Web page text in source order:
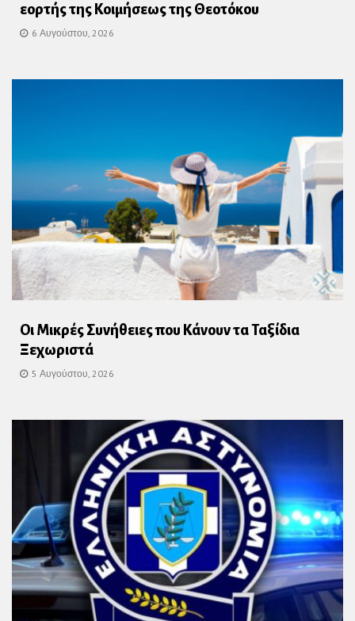
εορτής της Κοιμήσεως της Θεοτόκου
6 Αυγούστου, 2026
Οι Μικρές Συνήθειες που Κάνουν τα Ταξίδια
Ξεχωριστά
5 Αυγούστου, 2026